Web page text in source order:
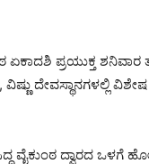
ಏಕಾದಶಿ ಪ್ರಯುಕ್ತ ಶನಿವಾರ
ವಿಷ್ಣು ದೇವಸ್ಥಾನಗಳಲ್ಲಿ
ವೈಕುಂಠ ದ್ವಾರದ ಒಳಗೆ